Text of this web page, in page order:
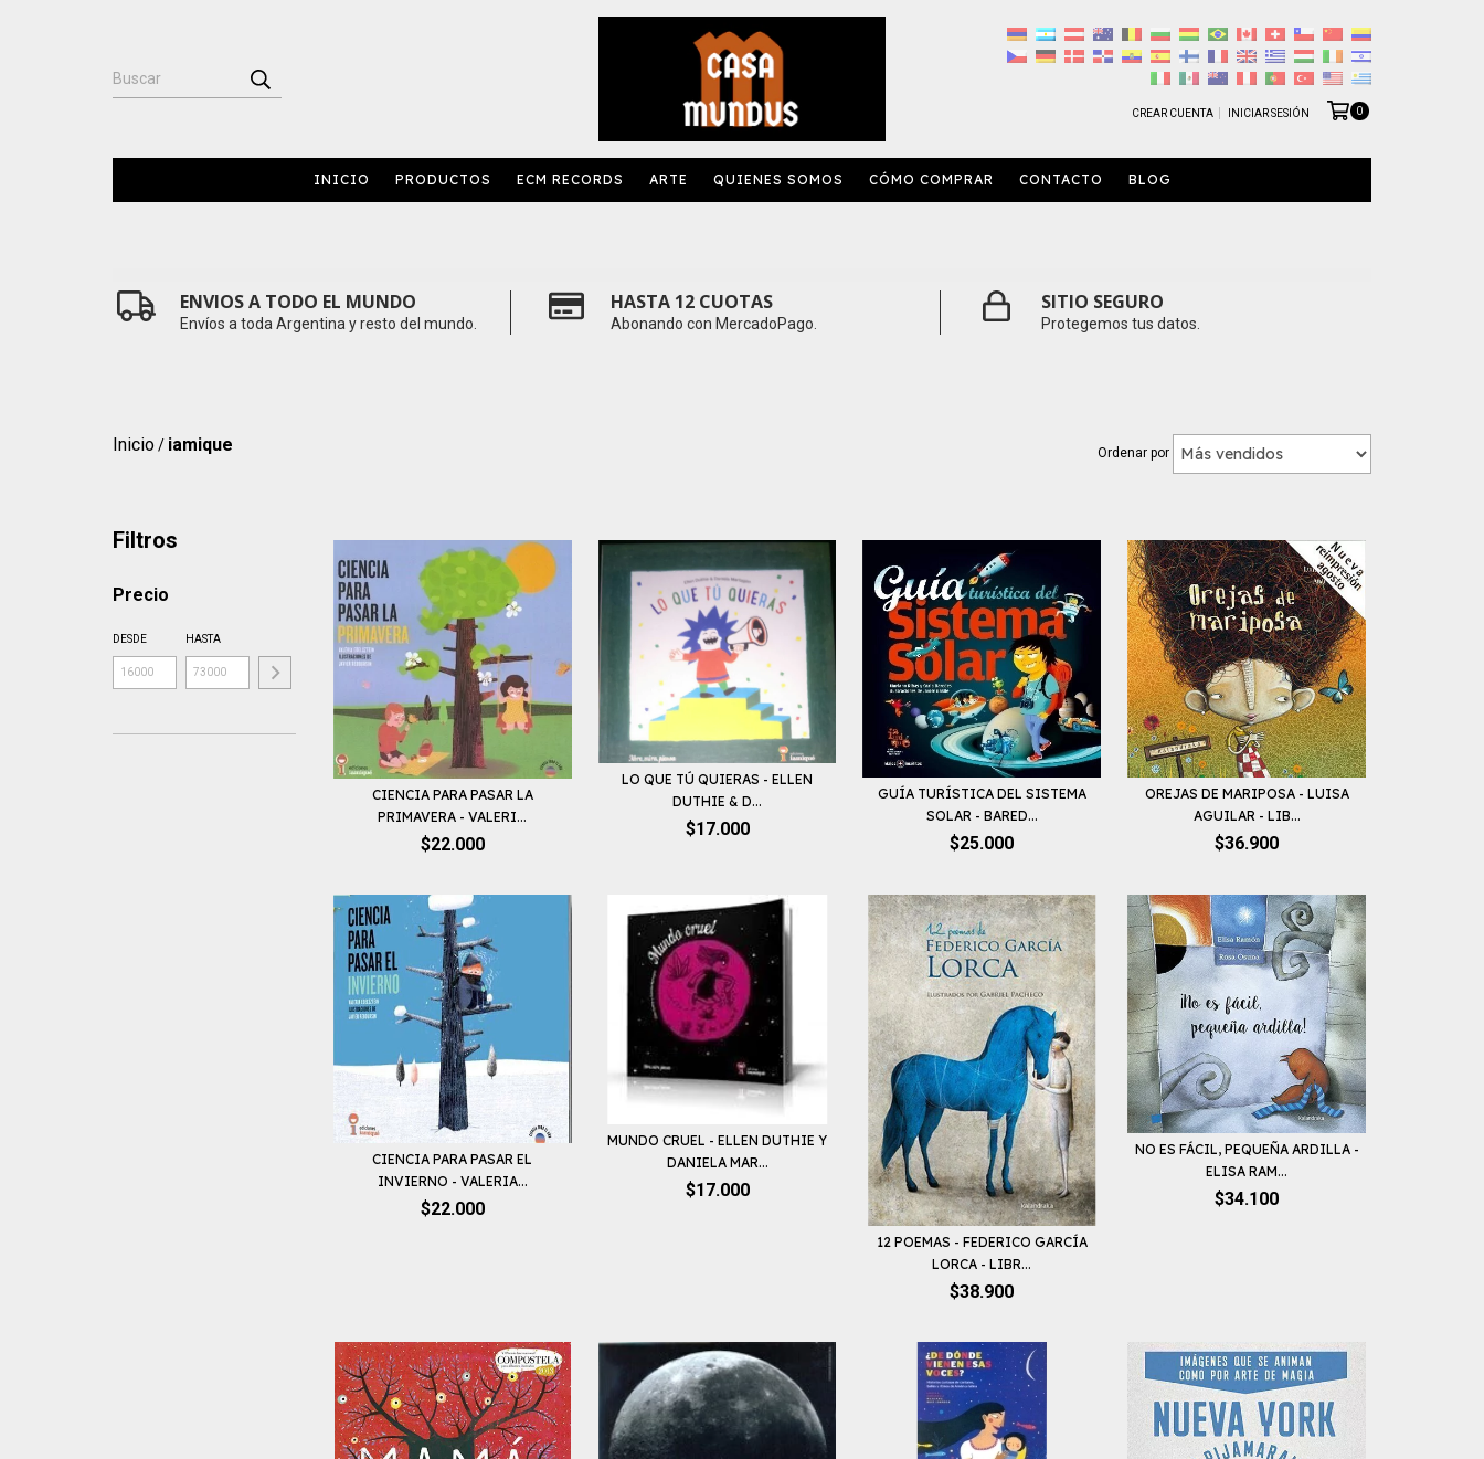
CREAR CUENTA INICIAR SESIÓN 0
INICIO PRODUCTOS ECM RECORDS ARTE QUIENES SOMOS CÓMO COMPRAR CONTACTO BLOG
ENVIOS A TODO EL MUNDO
Envíos a toda Argentina y resto del mundo.
HASTA 12 CUOTAS
Abonando con MercadoPago.
SITIO SEGURO
Protegemos tus datos.
Inicio/ iamique Ordenar por
Filtros
Precio
DESDE HASTA
CIENCIA PARA PASAR LA
PRIMAVERA - VALERI...
$22.000
LO QUE TÚ QUIERAS - ELLEN
DUTHIE & D...
$17.000
GUÍA TURÍSTICA DEL SISTEMA
SOLAR - BARED...
$25.000
OREJAS DE MARIPOSA - LUISA
AGUILAR - LIB...
$36.900
CIENCIA PARA PASAR EL
INVIERNO - VALERIA...
$22.000
MUNDO CRUEL - ELLEN DUTHIE Y
DANIELA MAR...
$17.000
12 POEMAS - FEDERICO GARCÍA
LORCA - LIBR...
$38.900
NO ES FÁCIL, PEQUEÑA ARDILLA -
ELISA RAM...
$34.100